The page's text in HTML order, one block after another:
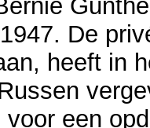
De
heeft in
een